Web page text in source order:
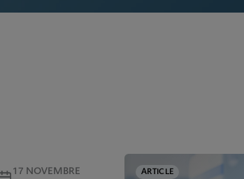
17 NOVEMBRE
ARTICLE